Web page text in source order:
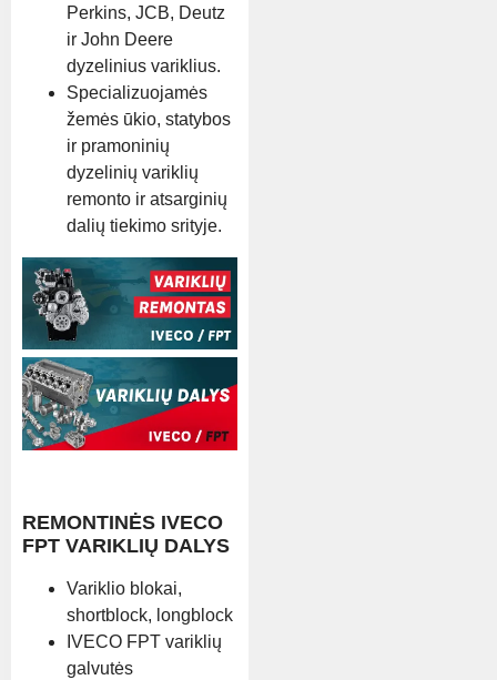
Perkins, JCB, Deutz
ir John Deere
dyzelinius variklius.
Specializuojamės
žemės ūkio, statybos
ir pramoninių
dyzelinių variklių
remonto ir atsarginių
dalių tiekimo srityje.
REMONTINĖS IVECO
FPT VARIKLIŲ DALYS
Variklio blokai,
shortblock, longblock
IVECO FPT variklių
galvutės